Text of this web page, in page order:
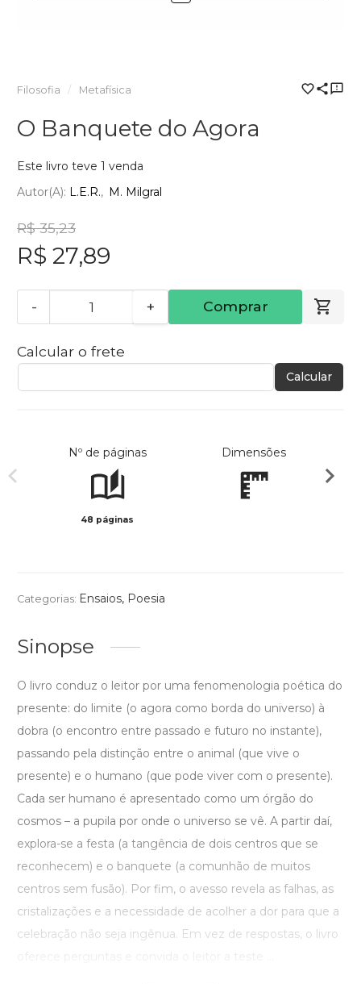
Filosofia Metafísica
O Banquete do Agora
Este livro teve 1 venda
Autor(a): L.E.R. M. Milgral
R$ 35,23
R$ 27,89
- + Comprar
Calcular o frete
Calcular
Nº de páginas
48 páginas
Dimensões
Categorias: Ensaios, Poesia
Sinopse
O livro conduz o leitor por uma fenomenologia poética do
presente: do limite (o agora como borda do universo) à
dobra (o encontro entre passado e futuro no instante),
passando pela distinção entre o animal (que vive o
presente) e o humano (que pode viver com o presente).
Cada ser humano é apresentado como um órgão do
cosmos – a pupila por onde o universo se vê. A partir daí,
explora-se a festa (a tangência de dois centros que se
reconhecem) e o banquete (a comunhão de muitos
centros sem fusão). Por fim, o avesso revela as falhas, as
cristalizações e a necessidade de acolher a dor para que a
celebração não seja ingênua. Em vez de respostas, o livro